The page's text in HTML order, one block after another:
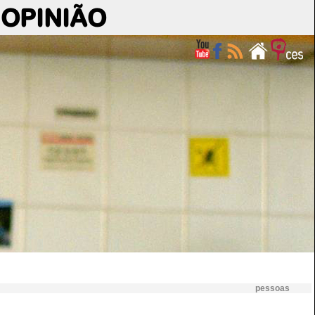
OPINIÃO
pessoas